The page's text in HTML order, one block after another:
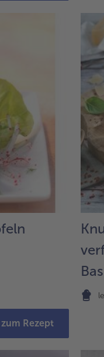
zum Rezept